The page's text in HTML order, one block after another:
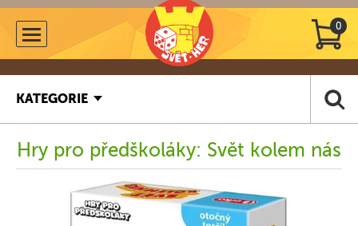
0
KATEGORIE
Hry pro předškoláky: Svět kolem nás